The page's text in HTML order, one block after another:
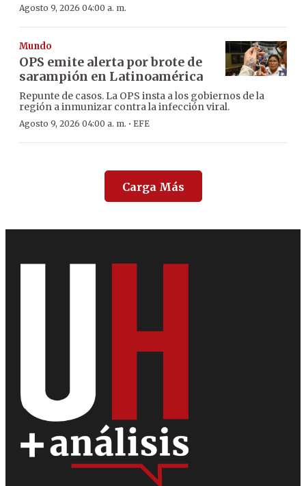
Agosto 9, 2026 04:00 a. m.
Mundo
OPS emite alerta por brote de
sarampión en Latinoamérica
Repunte de casos. La OPS insta a los gobiernos de la
región a inmunizar contra la infección viral.
Agosto 9, 2026 04:00 a. m. · EFE
Carga Más